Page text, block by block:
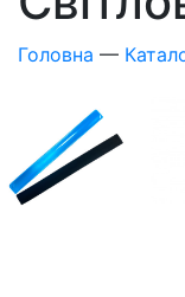
Головна —